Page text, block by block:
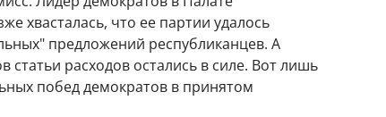
хвасталась, что ее партии удалось
предложений республиканцев. А
статьи расходов остались в силе. Вот лишь
побед демократов в принятом